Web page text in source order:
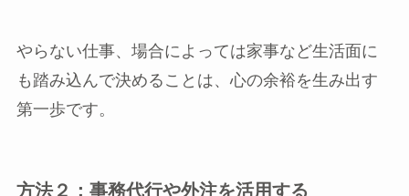
やらない仕事、場合によっては家事など生活面に
も踏み込んで決めることは、心の余裕を生み出す
第一歩です。
方法２：事務代行や外注を活用する